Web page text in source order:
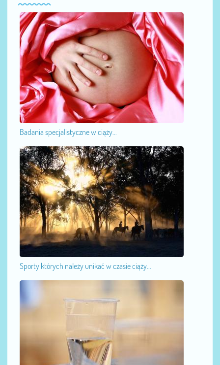
Badania specjalistyczne w ciąży...
Sporty których należy unikać w czasie ciąży...